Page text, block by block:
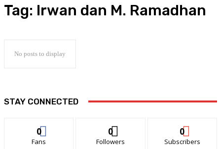
Tag: Irwan dan M. Ramadhan
No posts to display
STAY CONNECTED
0
Fans
0
Followers
0
Subscribers